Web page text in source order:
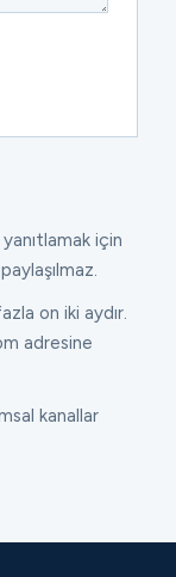
için
on iki aydır.
adresine
kanallar